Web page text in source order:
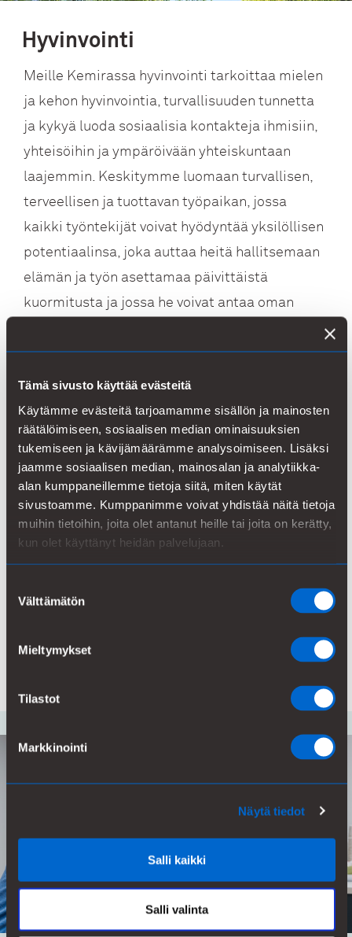
Tämä sivusto käyttää evästeitä
Käytämme evästeitä tarjoamamme sisällön ja mainosten
räätälöimiseen, sosiaalisen median ominaisuuksien
tukemiseen ja kävijämäärämme analysoimiseen. Lisäksi
jaamme sosiaalisen median, mainosalan ja analytiikka-
alan kumppaneillemme tietoja siitä, miten käytät
sivustoamme. Kumppanimme voivat yhdistää näitä tietoja
muihin tietoihin, joita olet antanut heille tai joita on kerätty,
kun olet käyttänyt heidän palvelujaan.
valinta
Välttämätön
Mieltymykset
Tilastot
Markkinointi
Näytä tiedot
Salli kaikki
Salli valinta
Hyvinvointi
​​​​​​​Meille Kemirassa hyvinvointi tarkoittaa mielen
ja kehon hyvinvointia, turvallisuuden tunnetta
ja kykyä luoda sosiaalisia kontakteja ihmisiin,
yhteisöihin ja ympäröivään yhteiskuntaan
laajemmin. Keskitymme luomaan turvallisen,
terveellisen ja tuottavan työpaikan, jossa
kaikki työntekijät voivat hyödyntää yksilöllisen
potentiaalinsa, joka auttaa heitä hallitsemaan
elämän ja työn asettamaa päivittäistä
kuormitusta ja jossa he voivat antaa oman
Turvallisuus ensin
Hybridityömalli
Kehon hyvinvointi